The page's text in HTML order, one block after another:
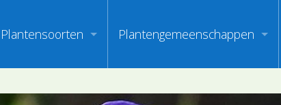
Plantensoorten Plantengemeenschappen